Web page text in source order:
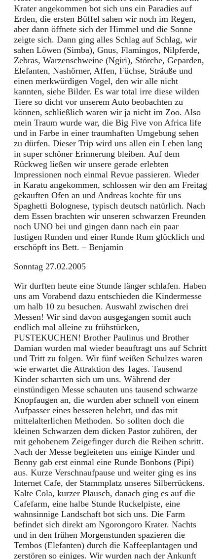
Krater angekommen bot sich uns ein Paradies auf
Erden, die ersten Büffel sahen wir noch im Regen,
aber dann öffnete sich der Himmel und die Sonne
zeigte sich. Dann ging alles Schlag auf Schlag, wir
sahen Löwen (Simba), Gnus, Flamingos, Nilpferde,
Zebras, Warzenschweine (Ngiri), Störche, Geparden,
Elefanten, Nashörner, Affen, Füchse, Sträuße und
einen merkwürdigen Vogel, den wir alle nicht
kannten, siehe Bilder. Es war total irre diese wilden
Tiere so dicht vor unserem Auto beobachten zu
können, schließlich waren wir ja nicht im Zoo. Also
mein Traum wurde war, die Big Five von Africa life
und in Farbe in einer traumhaften Umgebung sehen
zu dürfen. Dieser Trip wird uns allen ein Leben lang
in super schöner Erinnerung bleiben. Auf dem
Rückweg ließen wir unsere gerade erlebten
Impressionen noch einmal Revue passieren. Wieder
in Karatu angekommen, schlossen wir den am Freitag
gekauften Ofen an und Andreas kochte für uns
Spaghetti Bolognese, typisch deutsch natürlich. Nach
dem Essen brachten wir unseren schwarzen Freunden
noch UNO bei und gingen dann nach ein paar
lustigen Runden und einer Runde Rum glücklich und
erschöpft ins Bett. – Benjamin
Sonntag 27.02.2005
Wir durften heute eine Stunde länger schlafen. Haben
uns am Vorabend dazu entschieden die Kindermesse
um halb 10 zu besuchen. Auswahl zwischen drei
Messen! Wir sind davon ausgegangen somit auch
endlich mal alleine zu frühstücken,
PUSTEKUCHEN! Brother Paulinus und Brother
Damian wurden mal wieder beauftragt uns auf Schritt
und Tritt zu folgen. Wir fünf weißen Schulzes waren
wie erwartet die Attraktion des Tages. Tausend
Kinder scharrten sich um uns. Während der
einstündigen Messe schauten uns tausend schwarze
Knopfaugen an, die wurden aber schnell von einem
Aufpasser eines besseren belehrt, und das mit
mittelalterlichen Methoden. So sollten doch die
kleinen Schwarzen dem dicken Pastor zuhören, der
mit gehobenem Zeigefinger durch die Reihen schritt.
Nach der Messe begleiteten uns einige Kinder und
Benny gab erst einmal eine Runde Bonbons (Pipi)
aus. Kurze Verschnaufpause und weiter ging es ins
Internet Cafe, der Stammplatz unseres Silberrückens.
Kalte Cola, kurzer Plausch, danach ging es auf die
Cafefarm, eine halbe Stunde Ruckelpiste, eine
wahnsinnige Landschaft bot sich uns. Die Farm
befindet sich direkt am Ngorongoro Krater. Nachts
und in den frühen Morgenstunden spazieren die
Tembos (Elefanten) durch die Kaffeeplantagen und
zerstören so einiges. Wir wurden nach der Ankunft